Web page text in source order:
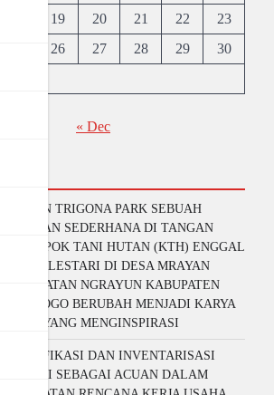
19 20 21 22
23
26 27 28 29
30
« Dec
MRAYAN TRIGONA PARK SEBUAH
GAGASAN SEDERHANA DI TANGAN
KELOMPOK TANI HUTAN (KTH) ENGGAL
MULYO LESTARI DI DESA MRAYAN
KECAMATAN NGRAYUN KABUPATEN
PONOROGO BERUBAH MENJADI KARYA
BESAR YANG MENGINSPIRASI
IDENTIFIKASI DAN INVENTARISASI
POTENSI SEBAGAI ACUAN DALAM